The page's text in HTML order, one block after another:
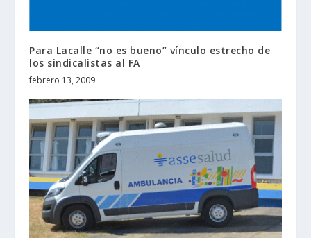
Para Lacalle “no es bueno” vínculo estrecho de
los sindicalistas al FA
febrero 13, 2009